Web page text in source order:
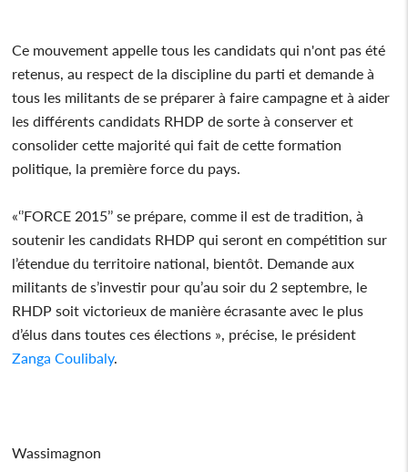
Ce mouvement appelle tous les candidats qui n'ont pas été
retenus, au respect de la discipline du parti et demande à
tous les militants de se préparer à faire campagne et à aider
les différents candidats RHDP de sorte à conserver et
consolider cette majorité qui fait de cette formation
politique, la première force du pays.
«‘’FORCE 2015’’ se prépare, comme il est de tradition, à
soutenir les candidats RHDP qui seront en compétition sur
l’étendue du territoire national, bientôt. Demande aux
militants de s’investir pour qu’au soir du 2 septembre, le
RHDP soit victorieux de manière écrasante avec le plus
d’élus dans toutes ces élections », précise, le président
Zanga Coulibaly.
Wassimagnon